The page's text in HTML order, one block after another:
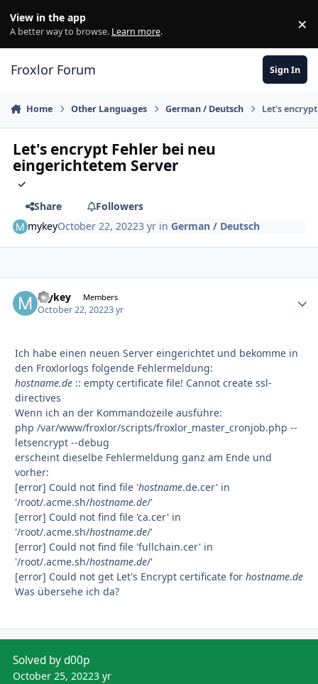
View in the app
A better way to browse. Learn more. ×
Froxlor Forum Sign In
Home Other Languages German / Deutsch Let's
Let's encrypt Fehler bei neu
eingerichtetem Server
Share
Followers
mykeyOctober 22, 20223 yr inGerman / Deutsch
mykey Members
October 22, 20223 yr
Ich habe einen neuen Server eingerichtet und bekomme in
den Froxlorlogs folgende Fehlermeldung:
hostname.de :: empty certificate file! Cannot create ssl-
directives
Wenn ich an der Kommandozeile ausführe:
php /var/www/froxlor/scripts/froxlor_master_cronjob.php --
letsencrypt --debug
erscheint dieselbe Fehlermeldung ganz am Ende und
vorher:
[error] Could not find file 'hostname.de.cer' in
'/root/.acme.sh/hostname.de/'
[error] Could not find file 'ca.cer' in
'/root/.acme.sh/hostname.de/'
[error] Could not find file 'fullchain.cer' in
'/root/.acme.sh/hostname.de/'
[error] Could not get Let's Encrypt certificate for hostname.de
Was übersehe ich da?
Solved by d00p
October 25, 20223 yr